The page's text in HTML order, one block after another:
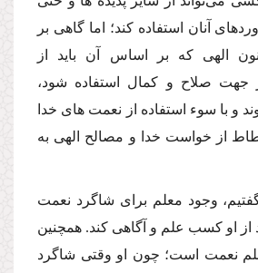
آنان استفاده كند؛ اما گاهى بر
الهى كه بر اساس آن باید از
جهت صلاح و كمال استفاده شود،
و با سوء استفاده از نعمت هاى خدا
از خواست خدا و مصالح الهى به
وجود معلم براى شاگرد نعمت
از او كسب علم و آگاهى كند. همچنین
نعمت است؛ چون او وقتى شاگرد